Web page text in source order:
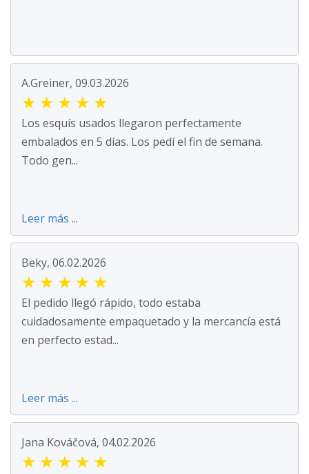
A.Greiner, 09.03.2026
★ ★ ★ ★ ★
Los esquís usados llegaron perfectamente
embalados en 5 días. Los pedí el fin de semana.
Todo gen...
Leer más ...
Beky, 06.02.2026
★ ★ ★ ★ ★
El pedido llegó rápido, todo estaba
cuidadosamente empaquetado y la mercancía está
en perfecto estad...
Leer más ...
Jana Kováčová, 04.02.2026
★ ★ ★ ★ ★